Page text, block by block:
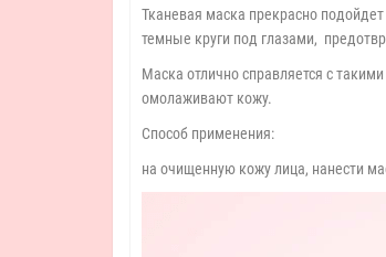
Тканевая маска прекрасно
темные круги под глазами,
Маска отлично справляется с
омолаживают кожу.
Способ применения:
на очищенную кожу лица, нанести